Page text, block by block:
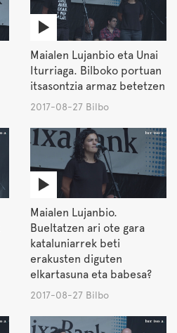
Maialen Lujanbio eta Unai
Iturriaga. Bilboko portuan
itsasontzia armaz betetzen
2017-08-27 Bilbo
Maialen Lujanbio.
Bueltatzen ari ote gara
kataluniarrek beti
erakusten diguten
elkartasuna eta babesa?
2017-08-27 Bilbo